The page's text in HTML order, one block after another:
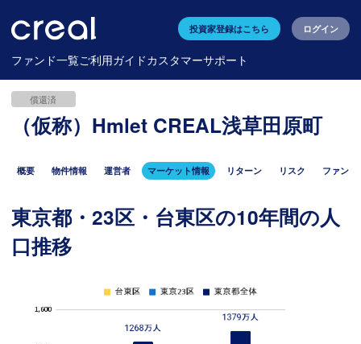
投資家登録はこちら ログイン
ファンド一覧ご利用ガイドカスタマーサポート
償還済
（仮称）Hmlet CREAL浅草田原町
概要 物件情報 運営者 マーケット情報 リターン リスク ファンド
東京都・23区・台東区の10年間の人
口推移